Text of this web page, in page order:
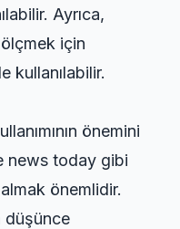
Ayrıca,
için
kullanılabilir.
önemini
news today gibi
önemlidir.
düşünce